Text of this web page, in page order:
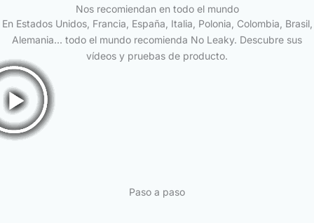
Nos recomiendan en todo el mundo
En Estados Unidos, Francia, España, Italia, Polonia, Colombia, Brasil,
Alemania... todo el mundo recomienda No Leaky. Descubre sus
vídeos y pruebas de producto.
Paso a paso